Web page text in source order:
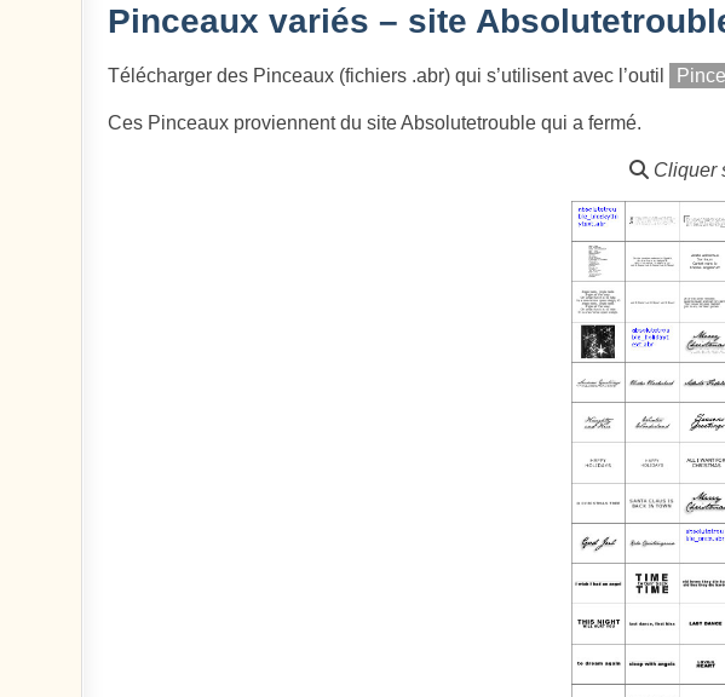
Pinceaux variés – site
Télécharger des Pinceaux (fichiers .abr) qui s’utilisent avec l’outil
Ces Pinceaux proviennent du site Absolutetrouble qui a fermé.
Cliquer